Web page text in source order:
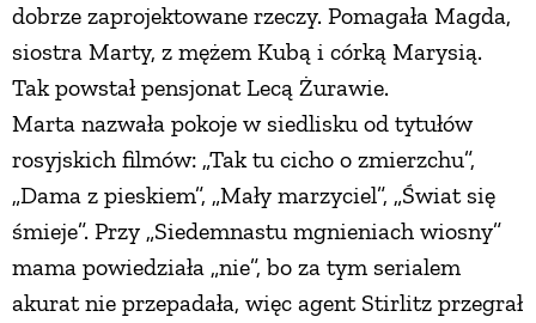
dobrze zaprojektowane rzeczy. Pomagała Magda,
siostra Marty, z mężem Kubą i córką Marysią.
Tak powstał pensjonat Lecą Żurawie.
Marta nazwała pokoje w siedlisku od tytułów
rosyjskich filmów: „Tak tu cicho o zmierzchu”,
„Dama z pieskiem”, „Mały marzyciel”, „Świat się
śmieje”. Przy „Siedemnastu mgnieniach wiosny”
mama powiedziała „nie”, bo za tym serialem
akurat nie przepadała, więc agent Stirlitz przegrał
ŚNIADANIA
PRZYSTAWKI
ZUPY
DANIA GŁÓWNE